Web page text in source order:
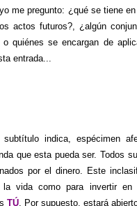
me pregunto: ¿qué se tiene
actos futuros?, ¿algún
quiénes se encargan de
entrada...
subtítulo indica, espécimen
que esta pueda ser. Todos
por el dinero. Este
la vida como para invertir
TÚ. Por supuesto, estará